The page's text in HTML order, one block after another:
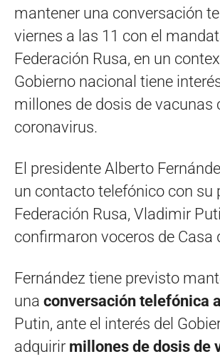
mantener una conversación
viernes a las 11 con el
Federación Rusa, en un
Gobierno nacional tiene
millones de dosis de vacunas
coronavirus.
El presidente Alberto
un contacto telefónico con su
Federación Rusa, Vladimir
confirmaron voceros de Casa
Fernández tiene previsto
una conversación telefónica
Putin, ante el interés del
adquirir millones de dosis de